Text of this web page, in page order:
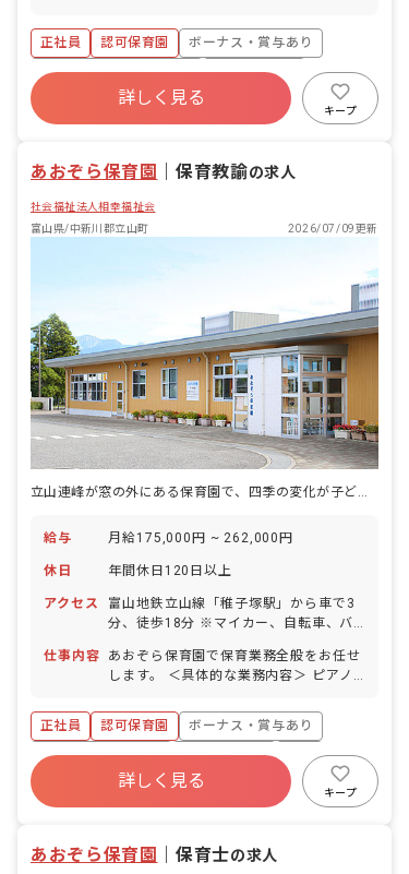
休暇 ※年間休日104日 ■有給休暇につい
て 2023年から有給を概ね月1回で分配し
しています。予め取得日を振り分けられ
ていますが、後日変更も可能です。
ラス 14名／職員5名 2歳児クラス 17
名／職員6名 3歳児クラス 33名／職員6
名 4歳児クラス 35名／職員3名 5歳児
クラス 33名／職員2名 ■教育・保育理
念 高原福祉会は、入所する児童の最善の
「生きる喜び」を感じられることを目指
ぬくもりの教育・保育で心豊かに・・・
正社員 認可保育園
ボーナス・賞与あり
寮・住宅・家賃補助あり
社会保険完備
退職金制度
残業少なめ
詳しく見る
キープ
あおぞら保育園 ｜保育教諭の求人
社会福祉法人相幸福祉会
富山県/中新川郡立山町
2026/07/09更新
立山連峰が窓の外にある保育園で、四季の変化が子どもたちの感性を育てる。
給与 月給175,000円 ~ 262,000円
休日 年間休日120日以上
アクセス
富山地鉄立山線「稚子塚駅」から車で3
分、徒歩18分 ※マイカー、自転車、バ
完備）
仕事内容
あおぞら保育園で保育業務全般をお任せ
します。 ＜具体的な業務内容＞ ピアノ
作成 壁面制作 外遊び 園外へのお散歩
正社員 認可保育園
ボーナス・賞与あり
年間休日120日以上
社会保険完備
残業少なめ
昇給昇進あり
詳しく見る
キープ
あおぞら保育園 ｜保育士の求人